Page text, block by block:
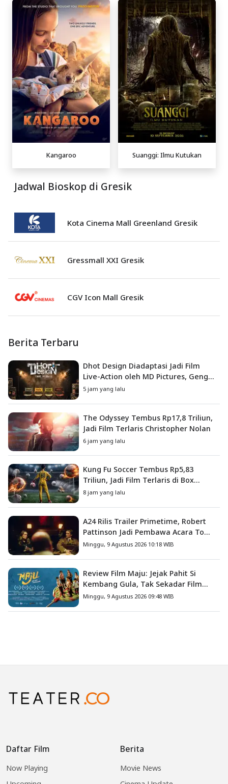
Kangaroo Suanggi: Ilmu Kutukan
Jadwal Bioskop di Gresik
Kota Cinema Mall Greenland Gresik
Gressmall XXI Gresik
CGV Icon Mall Gresik
Berita Terbaru
Dhot Design Diadaptasi Jadi Film
Live-Action oleh MD Pictures, Geng
4G Siap ke Layar Lebar
5 jam yang lalu
The Odyssey Tembus Rp17,8 Triliun,
Jadi Film Terlaris Christopher Nolan
6 jam yang lalu
Kung Fu Soccer Tembus Rp5,83
Triliun, Jadi Film Terlaris di Box
Office China
8 jam yang lalu
A24 Rilis Trailer Primetime, Robert
Pattinson Jadi Pembawa Acara To
Catch a Predator
Minggu, 9 Agustus 2026 10:18 WIB
Review Film Maju: Jejak Pahit Si
Kembang Gula, Tak Sekadar Film
Petualangan Anak
Minggu, 9 Agustus 2026 09:48 WIB
Daftar Film
Now Playing
Berita
Movie News